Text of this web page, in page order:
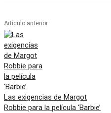
Artículo anterior
Las exigencias de Margot
Robbie para la película ‘Barbie’